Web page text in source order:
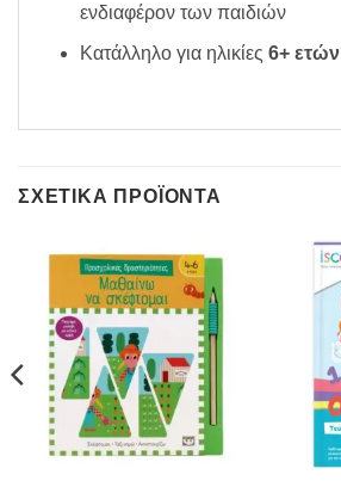
ενδιαφέρον των παιδιών
Κατάλληλο για ηλικίες 6+ ετών
ΣΧΕΤΙΚΆ ΠΡΟΪΌΝΤΑ